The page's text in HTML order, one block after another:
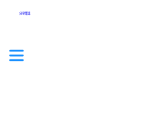
分享集锦